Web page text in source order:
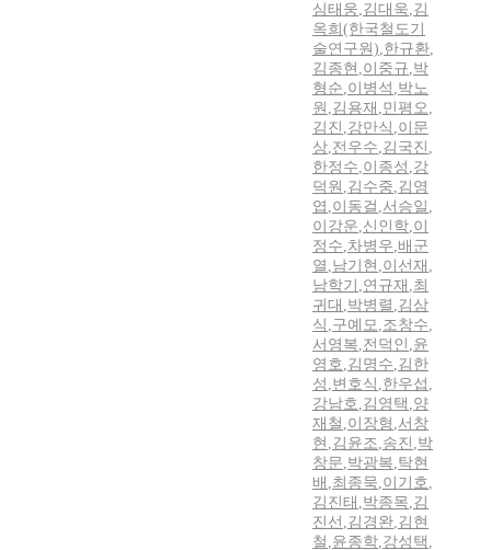
심태웅,김대욱,김
옥희(한국철도기
술연구원),한규환,
김종현 ,이중규,박
형순,이병석 ,박노
원 ,김용재 ,민평오,
김진 ,강만식 ,이문
상,전우수,김국진 ,
한정수,이종성 ,강
덕원 ,김수중,김영
엽 ,이동걸 ,서승일 ,
이강운,신인학,이
정수,차병우,배군
열 ,남기현 ,이선재 ,
남학기 ,연규재 ,최
귀대 ,박병렬 ,김삼
식 ,구예모,조창수,
서영복,전덕인 ,윤
영호,김명수,김한
성 ,변호식 ,한우섭 ,
강남호,김영택 ,양
재철 ,이장형 ,서창
현 ,김윤조,송진 ,박
창문,박광복,탁현
배 ,최종묵,이기호,
김진태 ,박종목,김
진선 ,김경완,김현
철 ,윤종학,강성택 ,